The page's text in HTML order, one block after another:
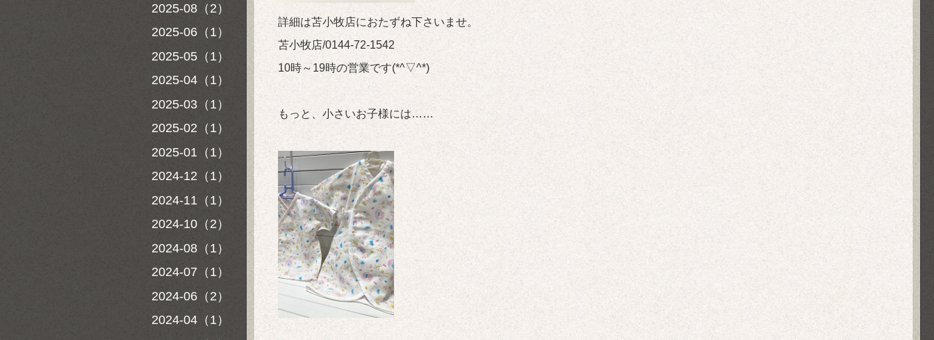
詳細は苫小牧店におたずね下さいませ。
苫小牧店/0144-72-1542
10時～19時の営業です(*^▽^*)
もっと、小さいお子様には……
2025-08（2）
2025-06（1）
2025-05（1）
2025-04（1）
2025-03（1）
2025-02（1）
2025-01（1）
2024-12（1）
2024-11（1）
2024-10（2）
2024-08（1）
2024-07（1）
2024-06（2）
2024-04（1）